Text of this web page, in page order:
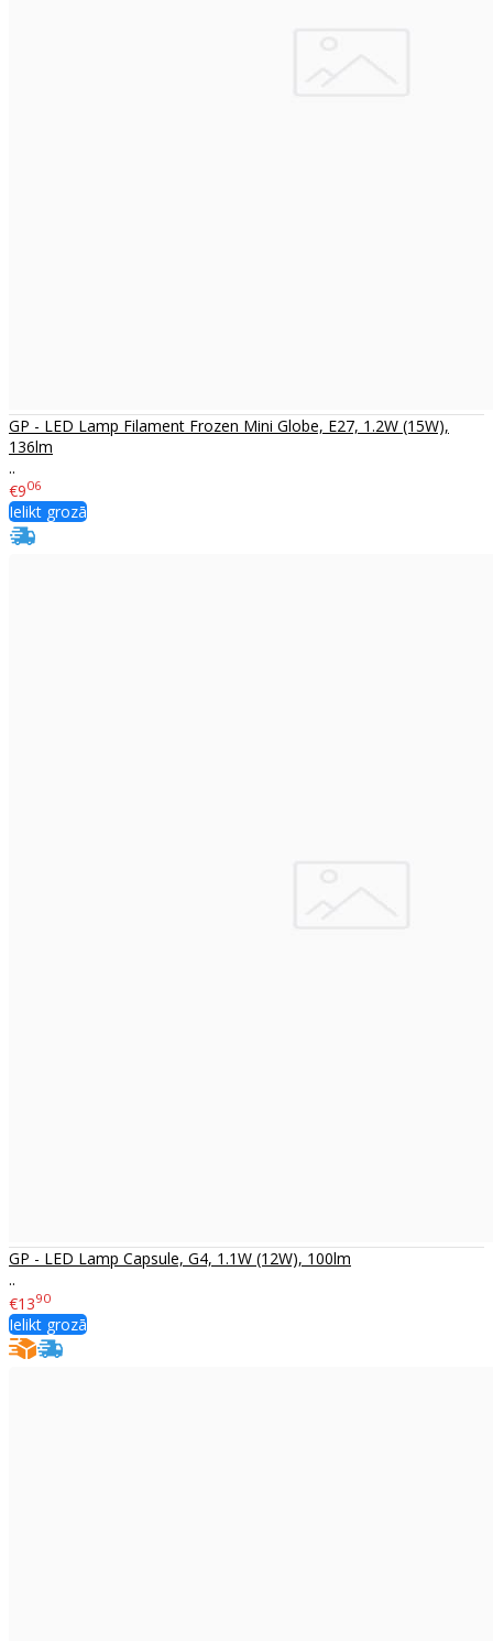
GP - LED Lamp Filament Frozen Mini Globe, E27, 1.2W (15W),
136lm
..
€906
Ielikt grozā
GP - LED Lamp Capsule, G4, 1.1W (12W), 100lm
..
€1390
Ielikt grozā